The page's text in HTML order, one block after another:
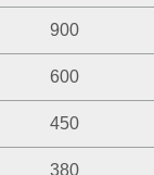
900
600
450
380